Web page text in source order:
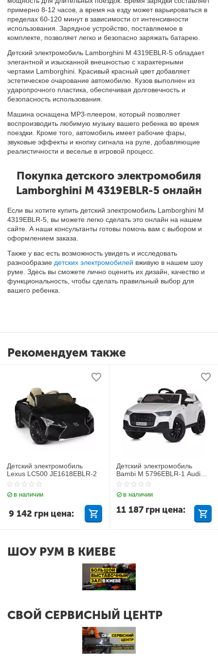
примерно 8-12 часов, а время на езду может варьироваться в
пределах 60-120 минут в зависимости от интенсивности
использования. Зарядное устройство, поставляемое в
комплекте, позволяет легко и безопасно заряжать батарею.
Детский электромобиль Lamborghini M 4319EBLR-5 обладает
элегантной и изысканной внешностью с характерными
чертами Lamborghini. Красивый красный цвет добавляет
эстетическое очарование автомобилю. Кузов выполнен из
ударопрочного пластика, обеспечивая долговечность и
безопасность использования.
Машина оснащена MP3-плеером, который позволяет
воспроизводить любимую музыку вашего ребенка во время
поездки. Кроме того, автомобиль имеет рабочие фары,
звуковые эффекты и кнопку сигнала на руле, добавляющие
реалистичности и веселье в игровой процесс.
Покупка детского электромобиля
Lamborghini M 4319EBLR-5 онлайн
Если вы хотите купить детский электромобиль Lamborghini M
4319EBLR-5, вы можете легко сделать это онлайн на нашем
сайте. А наши консультанты готовы помочь вам с выбором и
оформлением заказа.
Также у вас есть возможность увидеть и исследовать
разнообразие детских электромобилей вживую в нашем шоу
руме. Здесь вы сможете лично оценить их дизайн, качество и
функциональность, чтобы сделать правильный выбор для
вашего ребенка.
Рекомендуем также
Детский электромобиль
Lexus LC500 JE1618EBLR-2
в наличии
9 142 грн цена:
Детский электромобиль
Bambi M 5796EBLR-1 Audi
Q7
в наличии
11 187 грн цена:
ШОУ РУМ В КИЕВЕ
СВОЙ СЕРВИСНЫЙ ЦЕНТР